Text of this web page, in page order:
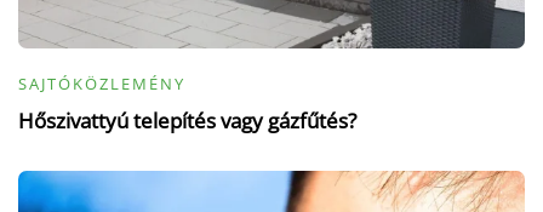
SAJTÓKÖZLEMÉNY
Hőszivattyú telepítés vagy gázfűtés?